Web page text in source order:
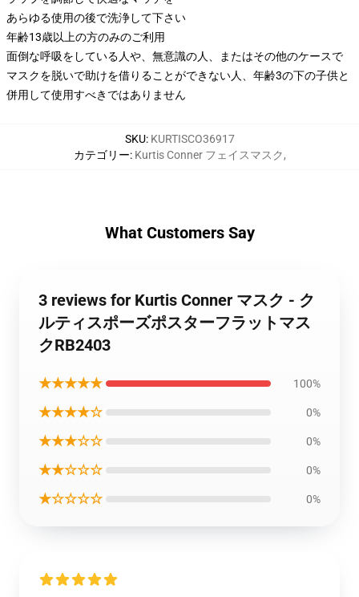
あらゆる使用の後で洗浄して下さい
年齢13歳以上の方のみのご利用
面倒な呼吸をしている人や、無意識の人、またはその他のケースで
マスクを脱いで助けを借りることができない人、年齢3の下の子供と
併用して使用すべきではありません
SKU: KURTISCO36917
カテゴリー: Kurtis Conner フェイスマスク,
What Customers Say
3 reviews for Kurtis Conner マスク - ク
ルティスポーズポスターフラットマス
クRB2403
★★★★★ 100%
★★★★☆ 0%
★★★☆☆ 0%
★★☆☆☆ 0%
★☆☆☆☆ 0%